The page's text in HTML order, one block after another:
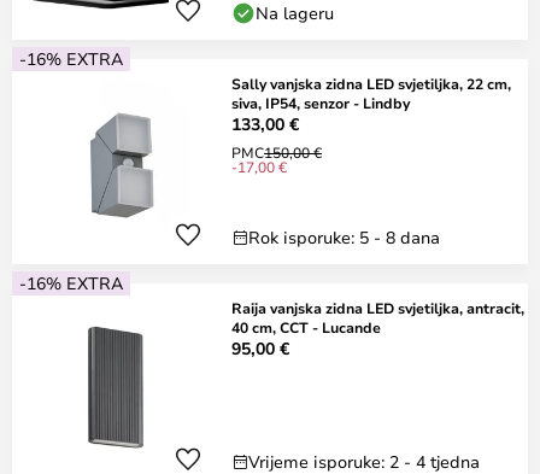
Na lageru
-16% EXTRA
Sally vanjska zidna LED svjetiljka, 22 cm,
siva, IP54, senzor - Lindby
133,00 €
PMC150,00 €
-17,00 €
Rok isporuke: 5 - 8 dana
-16% EXTRA
Raija vanjska zidna LED svjetiljka, antracit,
40 cm, CCT - Lucande
95,00 €
Vrijeme isporuke: 2 - 4 tjedna